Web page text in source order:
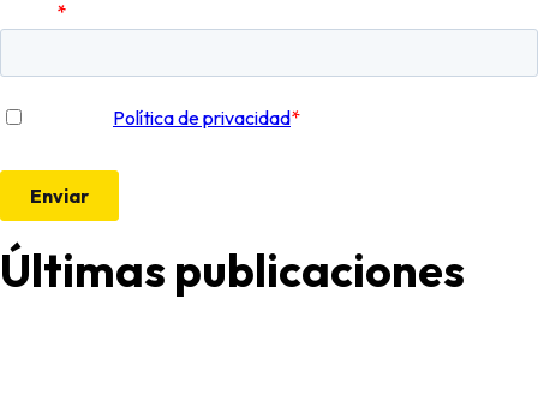
Últimas publicaciones